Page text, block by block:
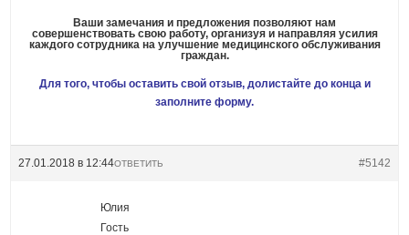
Ваши замечания и предложения позволяют нам
совершенствовать свою работу, организуя и направляя усилия
каждого сотрудника на улучшение медицинского обслуживания
граждан.
Для того, чтобы оставить свой отзыв, долистайте до конца и
заполните форму.
27.01.2018 в 12:44 #5142
ОТВЕТИТЬ
Юлия
Гость